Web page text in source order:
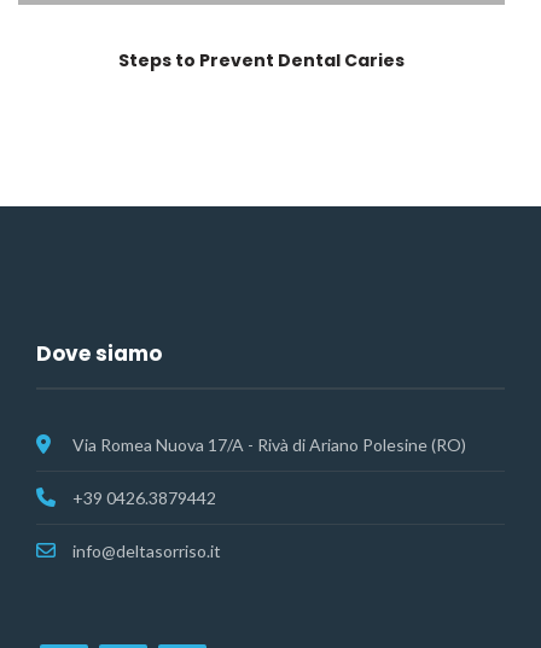
Steps to Prevent Dental Caries
Dove siamo
Via Romea Nuova 17/A - Rivà di Ariano Polesine (RO)
+39 0426.3879442
info@deltasorriso.it